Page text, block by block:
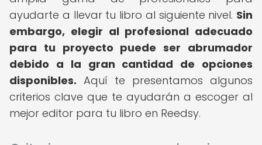
ayudarte a llevar tu libro al siguiente nivel. Sin
embargo, elegir al profesional adecuado
para tu proyecto puede ser abrumador
debido a la gran cantidad de opciones
disponibles. Aquí te presentamos algunos
criterios clave que te ayudarán a escoger al
mejor editor para tu libro en Reedsy.